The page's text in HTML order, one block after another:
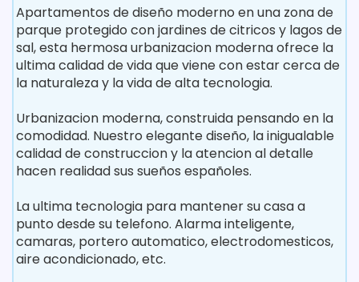
Apartamentos de diseño moderno en una zona de
parque protegido con jardines de citricos y lagos de
sal, esta hermosa urbanizacion moderna ofrece la
ultima calidad de vida que viene con estar cerca de
la naturaleza y la vida de alta tecnologia.
Urbanizacion moderna, construida pensando en la
comodidad. Nuestro elegante diseño, la inigualable
calidad de construccion y la atencion al detalle
hacen realidad sus sueños españoles.
La ultima tecnologia para mantener su casa a
punto desde su telefono. Alarma inteligente,
camaras, portero automatico, electrodomesticos,
aire acondicionado, etc.